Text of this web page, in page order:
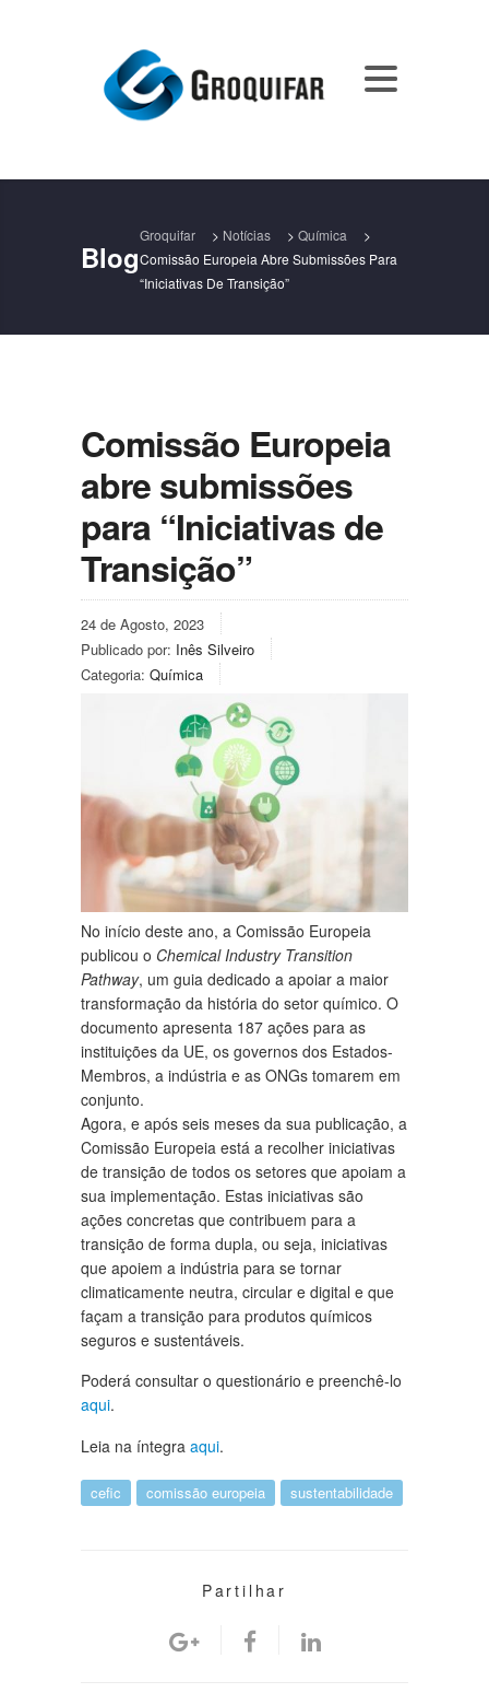
Blog
Groquifar > Notícias > Química
>
Comissão Europeia Abre Submissões Para
“Iniciativas De Transição”
Comissão Europeia
abre submissões
para “Iniciativas de
Transição”
24 de Agosto, 2023
Publicado por: Inês Silveiro
Categoria: Química
No início deste ano, a Comissão Europeia
publicou o Chemical Industry Transition
Pathway, um guia dedicado a apoiar a maior
transformação da história do setor químico. O
documento apresenta 187 ações para as
instituições da UE, os governos dos Estados-
Membros, a indústria e as ONGs tomarem em
conjunto.
Agora, e após seis meses da sua publicação, a
Comissão Europeia está a recolher iniciativas
de transição de todos os setores que apoiam a
sua implementação. Estas iniciativas são
ações concretas que contribuem para a
transição de forma dupla, ou seja, iniciativas
que apoiem a indústria para se tornar
climaticamente neutra, circular e digital e que
façam a transição para produtos químicos
seguros e sustentáveis.
Poderá consultar o questionário e preenchê-lo
aqui.
Leia na íntegra aqui.
cefic comissão europeia sustentabilidade
Partilhar